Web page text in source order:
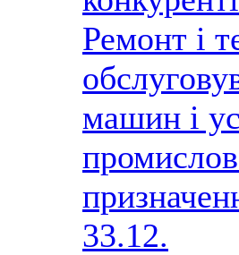
Ремонт і
машин і
33.12.